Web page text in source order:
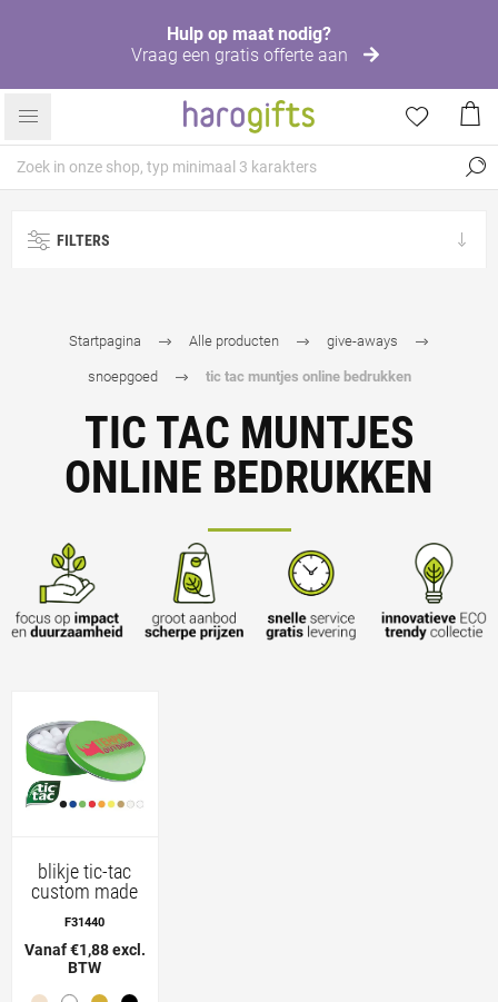
Hulp op maat nodig?
Vraag een gratis offerte aan
FILTERS
Startpagina Alle producten give-aways
snoepgoed tic tac muntjes online bedrukken
TIC TAC MUNTJES
ONLINE BEDRUKKEN
blikje tic-tac
custom made
F31440
Vanaf €1,88 excl.
BTW